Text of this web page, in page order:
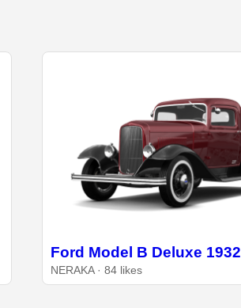
Ford Model B Deluxe 1932
NERAKA · 84 likes